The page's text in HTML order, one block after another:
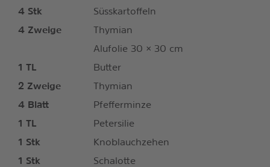
4 Stk
Süsskartoffeln
4 Zweige
Thymian
Alufolie 30 × 30 cm
1 TL
Butter
2 Zweige
Thymian
4 Blatt
Pfefferminze
1 TL
Petersilie
1
Stk
Knoblauchzehen
1
Stk
Schalotte